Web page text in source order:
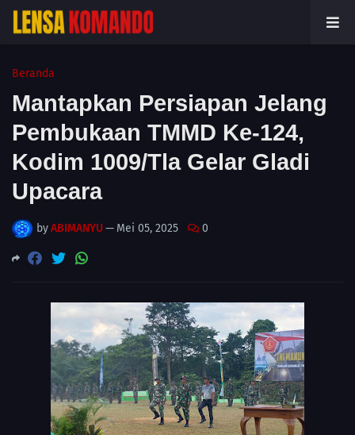
Beranda
Mantapkan Persiapan Jelang
Pembukaan TMMD Ke-124,
Kodim 1009/Tla Gelar Gladi
Upacara
byABIMANYU— Mei 05, 2025 0